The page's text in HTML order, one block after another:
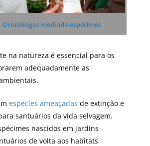
Ornitólogos medindo espécimes
na natureza é essencial para os
adequadamente as
espécies ameaçadas de extinção e
santuários da vida selvagem.
nascidos em jardins
de volta aos habitats